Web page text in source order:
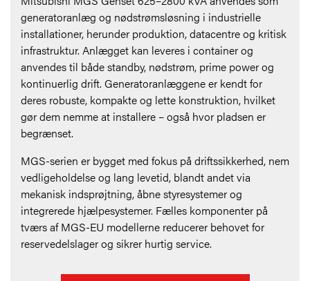
generatoranlæg og nødstrømsløsning i industrielle
installationer, herunder produktion, datacentre og kritisk
infrastruktur. Anlægget kan leveres i containerog
anvendes til både standby, nødstrøm, prime power og
kontinuerlig drift. Generatoranlæggene er kendt for
deres robuste, kompakte og lette konstruktion, hvilket
gør dem nemme at installere – også hvor pladsen er
begrænset.
MGS-serien er bygget med fokus på driftssikkerhed, nem
vedligeholdelse og lang levetid, blandt andet via
mekanisk indsprøjtning, åbne styresystemer og
integrerede hjælpesystemer. Fælles komponenter på
tværs af MGS-EU modellerne reducerer behovet for
reservedelslager og sikrer hurtig service.